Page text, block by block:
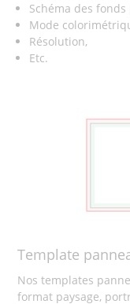
Schéma des
Mode
Résolution,
Etc.
Template
Nos templates
format paysage,